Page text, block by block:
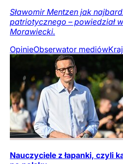
Sławomir Mentzen jak
patriotycznego – powiedział
Morawiecki.
OpinieObserwator mediówKraj
Nauczyciele z łapanki, czyli